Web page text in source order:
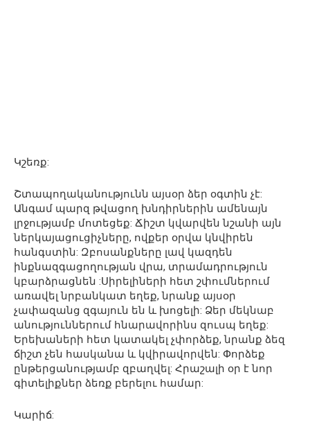
Կշեռք:
Շտապողականությունն այսօր ձեր օգտին չէ:
Անգամ պարզ թվացող խնդիրներին ամենայն
լրջությամբ մոտեցեք: Ճիշտ կվարվեն նշանի այն
ներկայացուցիչները, ովքեր օրվա կնվիրեն
հանգստին: Զբոսանքները լավ կազդեն
ինքնազգացողության վրա, տրամադրություն
կբարձրացնեն :Սիրելիների հետ շփումներում
առավել նրբանկատ եղեք, նրանք այսօր
չափազանց զգայուն են և խոցելի: Ձեր մեկնաբ
անություններում հնարավորինս զուսպ եղեք:
Երեխաների հետ կատակել չփորձեք, նրանք ձեզ
ճիշտ չեն հասկանա և կվիրավորվեն: Փորձեք
ընթերցանությամբ զբաղվել: Հրաշալի օր է նոր
գիտելիքներ ձեռք բերելու համար:
Կարիճ: